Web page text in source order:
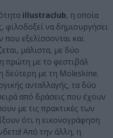
illustraclub, η οποία
φιλοδοξεί να δημιουργήσει
που εξελίσσονται και
μάλιστα, με δύο
πρώτη με το φεστιβάλ
δεύτερη με τη Moleskine.
ανταλλαγής, τα δύο
από δράσεις που έχουν
με τις πρακτικές των
ότι η εικονογράφηση
Από την άλλη, η